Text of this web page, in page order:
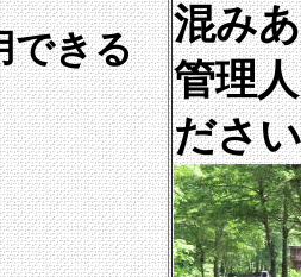
できる
混み
管理
ださ